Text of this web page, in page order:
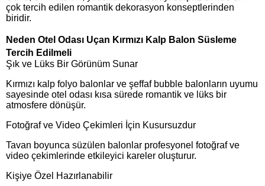
çok tercih edilen romantik dekorasyon konseptlerinden
biridir.
Neden Otel Odası Uçan Kırmızı Kalp Balon Süsleme
Tercih Edilmeli
Şık ve Lüks Bir Görünüm Sunar
Kırmızı kalp folyo balonlar ve şeffaf bubble balonların uyumu
sayesinde otel odası kısa sürede romantik ve lüks bir
atmosfere dönüşür.
Fotoğraf ve Video Çekimleri İçin Kusursuzdur
Tavan boyunca süzülen balonlar profesyonel fotoğraf ve
video çekimlerinde etkileyici kareler oluşturur.
Kişiye Özel Hazırlanabilir